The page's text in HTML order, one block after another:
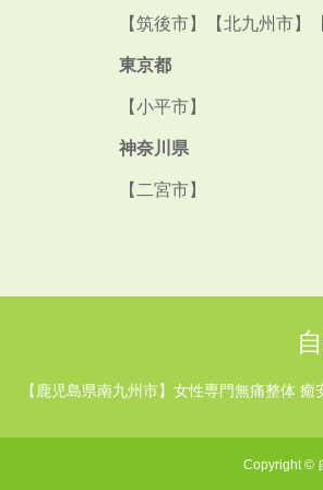
【筑後市】【北九州市】
東京都
【小平市】
神奈川県
【二宮市】
【鹿児島県南九州市】女性専門無痛整体
Copyright©